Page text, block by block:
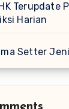
Terupdate
Harian
Setter